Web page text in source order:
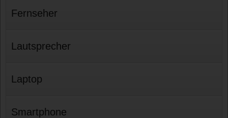
Fernseher
Lautsprecher
Laptop
Smartphone